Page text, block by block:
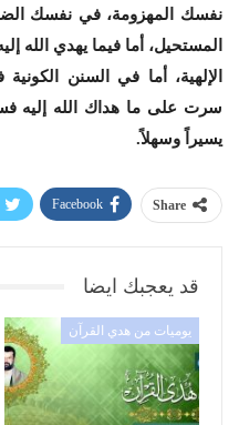
نفسك المهزومة، في نفسك
المستحيل، أما فيما يهدي الله
الإلهية، أما في السنن
سرت على ما هداك الله إليه
يسيراً وسهلاً.
Share
Facebook
قد يعجبك ايضا
يوميات من هدي القرآن